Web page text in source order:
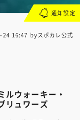
24 16:47 byスポカレ公式
ルウォーキー・
リュワーズ
通知設定